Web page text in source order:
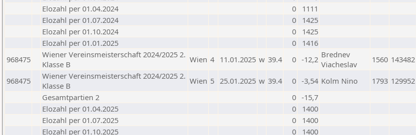
Elozahl per 01.04.2024
0
1111
Elozahl per 01.07.2024
0
1425
Elozahl per 01.10.2024
0
1425
Elozahl per 01.01.2025
0
1416
968475
Wiener Vereinsmeisterschaft 2024/2025 2.
Klasse B
Wien 4 11.01.2025 w 39.4 0 -12,2 Brednev
Viacheslav
1560 143482
968475
Wiener Vereinsmeisterschaft 2024/2025 2.
Klasse B
Wien 5 25.01.2025 w 39.4 0 -3,54 Kolm Nino 1793 129952
Gesamtpartien 2
0 -15,7
Elozahl per 01.04.2025
0
1400
Elozahl per 01.07.2025
0
1400
Elozahl per 01.10.2025
0 1400